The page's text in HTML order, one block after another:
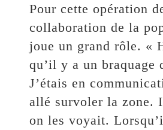
Pour cette opération
collaboration de la
joue un grand rôle. «
qu’il y a un braquage
J’étais en
allé survoler la zone.
on les voyait.